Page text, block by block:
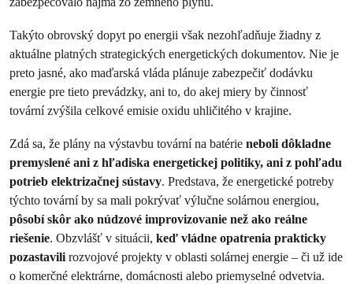
Takýto obrovský dopyt po energii však nezohľadňuje žiadny z
aktuálne platných strategických energetických dokumentov. Nie je
preto jasné, ako maďarská vláda plánuje zabezpečiť dodávku
energie pre tieto prevádzky, ani to, do akej miery by činnosť
tovární zvýšila celkové emisie oxidu uhličitého v krajine.
Zdá sa, že plány na výstavbu tovární na batérie neboli dôkladne
premyslené ani z hľadiska energetickej politiky, ani z pohľadu
potrieb elektrizačnej sústavy. Predstava, že energetické potreby
týchto tovární by sa mali pokrývať výlučne solárnou energiou,
pôsobí skôr ako núdzové improvizovanie než ako reálne
riešenie. Obzvlášť v situácii, keď vládne opatrenia prakticky
pozastavilirozvojové projekty v oblasti solárnej energie – či už ide
o komerčné elektrárne, domácnosti alebo priemyselné odvetvia.